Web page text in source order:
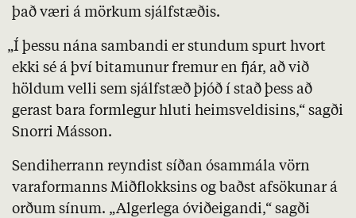
það væri á mörkum sjálfstæðis.
„Í þessu nána sambandi er stundum spurt hvort
ekki sé á því bitamunur fremur en fjár, að við
höldum velli sem sjálfstæð þjóð í stað þess að
gerast bara formlegur hluti heimsveldisins,“ sagði
Snorri Másson.
Sendiherrann reyndist síðan ósammála vörn
varaformanns Miðflokksins og baðst afsökunar á
orðum sínum. „Algerlega óviðeigandi,“ sagði